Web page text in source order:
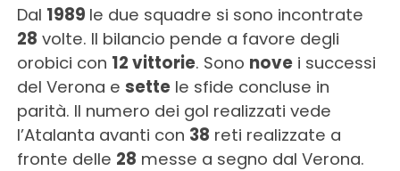
Dal 1989 le due squadre si sono incontrate
28 volte. Il bilancio pende a favore degli
orobici con 12 vittorie. Sono novei successi
del Verona e settele sfide concluse in
parità. Il numero dei gol realizzati vede
l’Atalanta avanti con 38 reti realizzate a
fronte delle 28 messe a segno dal Verona.